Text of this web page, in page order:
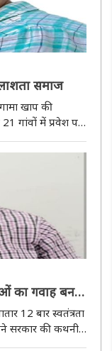
समाज
21 गांवों में प्रवेश पर
सामने खड़ी होती ..
का गवाह बनता
सरकार की कथनी